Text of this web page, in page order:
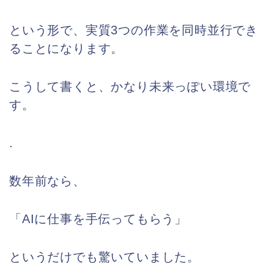
という形で、実質3つの作業を同時並行でき
ることになります。
こうして書くと、かなり未来っぽい環境で
す。
.
数年前なら、
「AIに仕事を手伝ってもらう」
というだけでも驚いていました。